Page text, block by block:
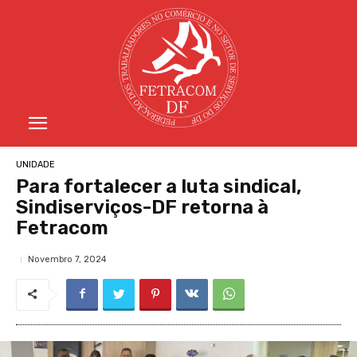
UNIDADE
Para fortalecer a luta sindical,
Sindiserviços-DF retorna à
Fetracom
Novembro 7, 2024